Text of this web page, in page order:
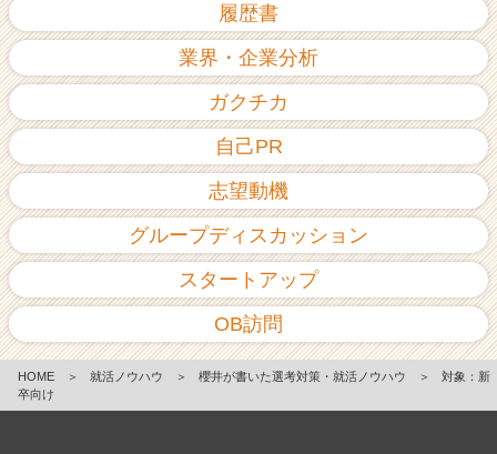
履歴書
業界・企業分析
ガクチカ
自己PR
志望動機
グループディスカッション
スタートアップ
OB訪問
HOME ＞ 就活ノウハウ ＞ 櫻井が書いた選考対策・就活ノウハウ ＞
対象：新
卒向け